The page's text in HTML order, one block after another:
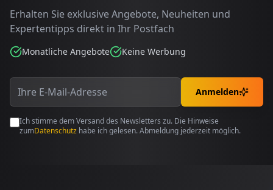
Erhalten Sie exklusive Angebote, Neuheiten und
Expertentipps direkt in Ihr Postfach
Monatliche Angebote Keine Werbung
Anmelden
Ich stimme dem Versand des Newsletters zu. Die Hinweise
zumDatenschutz habe ich gelesen. Abmeldung jederzeit möglich.